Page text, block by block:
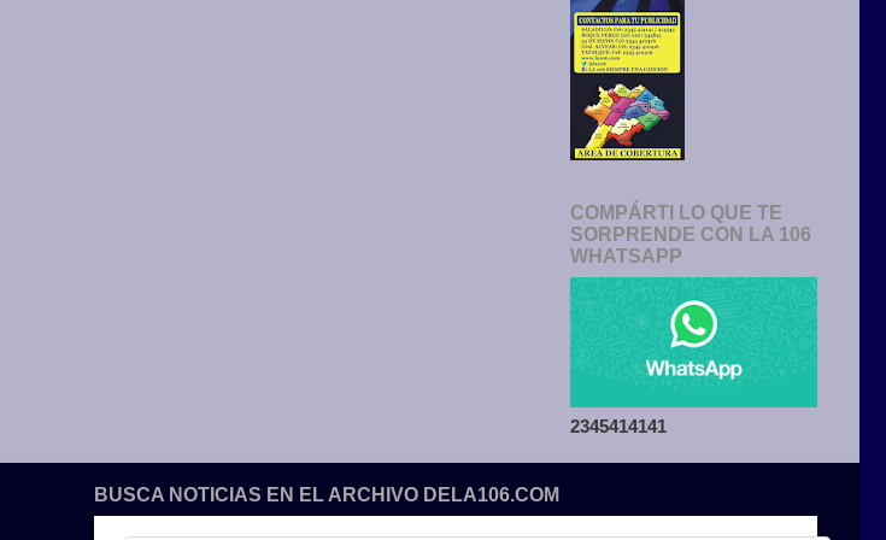
COMPÁRTI LO QUE TE
SORPRENDE CON LA 106
WHATSAPP
2345414141
BUSCA NOTICIAS EN EL ARCHIVO DELA106.COM